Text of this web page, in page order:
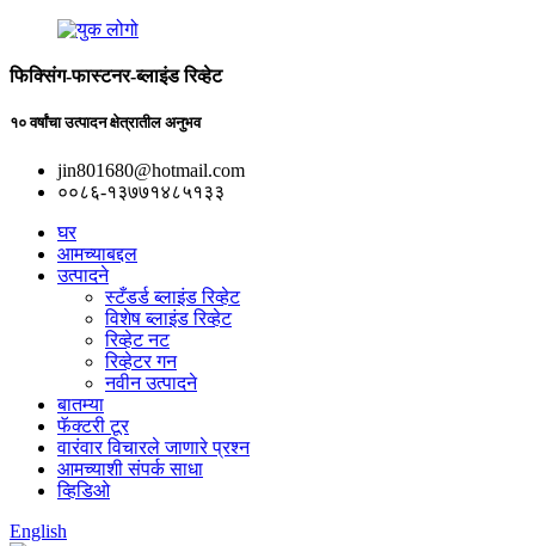
फिक्सिंग-फास्टनर-ब्लाइंड रिव्हेट
१० वर्षांचा उत्पादन क्षेत्रातील अनुभव
jin801680@hotmail.com
००८६-१३७७१४८५१३३
घर
आमच्याबद्दल
उत्पादने
स्टँडर्ड ब्लाइंड रिव्हेट
विशेष ब्लाइंड रिव्हेट
रिव्हेट नट
रिव्हेटर गन
नवीन उत्पादने
बातम्या
फॅक्टरी टूर
वारंवार विचारले जाणारे प्रश्न
आमच्याशी संपर्क साधा
व्हिडिओ
English